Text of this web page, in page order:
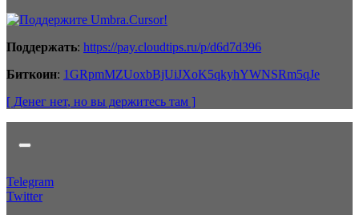
Поддержать: https://pay.cloudtips.ru/p/d6d7d396
Биткоин: 1GRpmMZUoxbBjUiJXoK5qkyhYWNSRm5qJe
[ Денег нет, но вы держитесь там ]
Telegram
Twitter